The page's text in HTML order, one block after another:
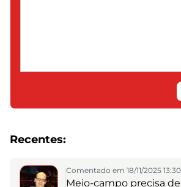
Recentes:
Comentado em 18/11/2025 13:30
Meio-campo precisa